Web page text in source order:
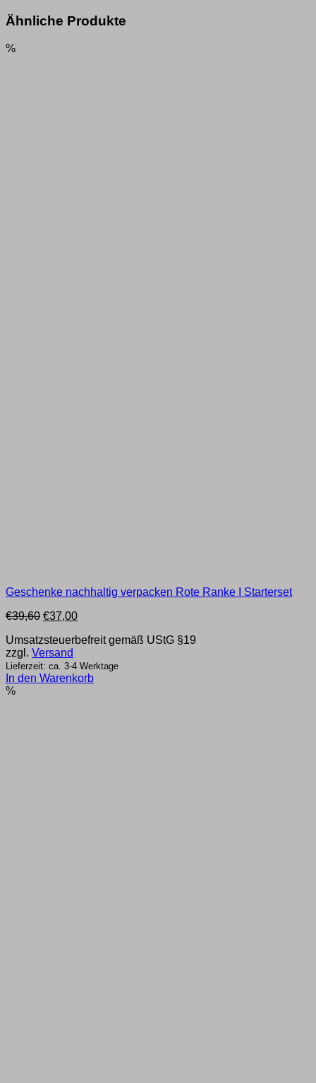
Ähnliche Produkte
%
Geschenke nachhaltig verpacken Rote Ranke I Starterset
€39,60 Ursprünglicher
war:
€39,60
€37,00Aktueller
ist:
Umsatzsteuerbefreit gemäß UStG §19
zzgl. Versand
Lieferzeit: ca. 3-4 Werktage
In den Warenkorb
%